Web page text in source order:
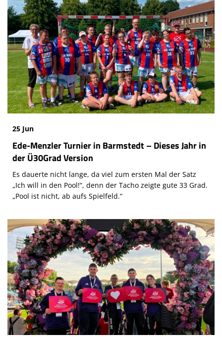
25 Jun
Ede-Menzler Turnier in Barmstedt – Dieses Jahr in
der Ü30Grad Version
Es dauerte nicht lange, da viel zum ersten Mal der Satz
„Ich will in den Pool!“, denn der Tacho zeigte gute 33 Grad.
„Pool ist nicht, ab aufs Spielfeld.“